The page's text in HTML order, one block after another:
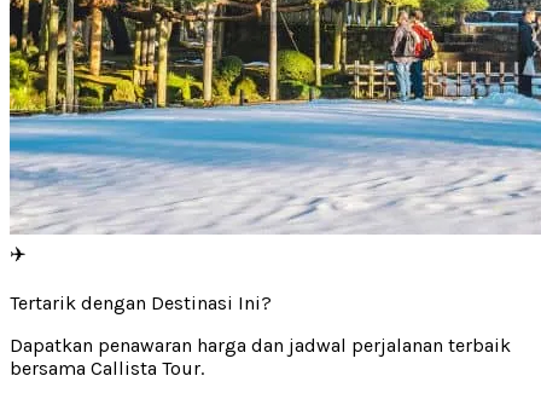
✈️
Tertarik dengan Destinasi Ini?
Dapatkan penawaran harga dan jadwal perjalanan terbaik
bersama Callista Tour.